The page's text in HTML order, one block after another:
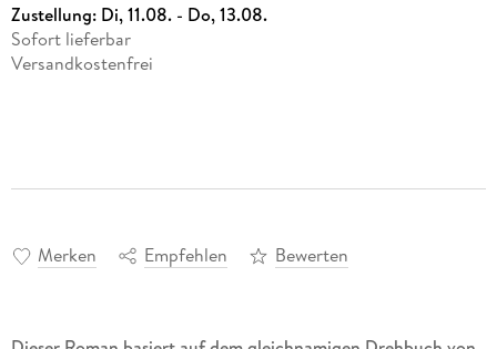
Zustellung: Di, 11.08. - Do, 13.08.
Sofort lieferbar
Versandkostenfrei
Merken Empfehlen Bewerten